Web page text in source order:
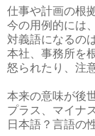
仕事や計画の根
今の用例的には
対義語になるの
本社、事務所を
怒られたり、注
本来の意味が後
プラス、マイナ
日本語？言語の